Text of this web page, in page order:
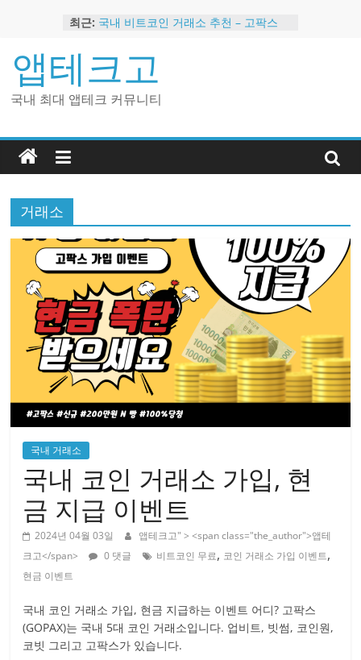
content
최근: 국내 비트코인 거래소 추천 – 고팍스
트
2024 강력히 추천하는 은행 멤버십 현
금 앱테크
해외 코인 거래소 추천 순위 BEST 2
앱테크고
국내 최대 앱테크 커뮤니티
거래소
국내 거래소
국내 코인 거래소 가입, 현
금 지급 이벤트
2024년 04월 03일 앱테크고" > <span class="the_author">앱테
크고</span>
0 댓글 비트코인 무료, 코인 거래소 가입 이벤트,
현금 이벤트
국내 코인 거래소 가입, 현금 지급하는 이벤트 어디? 고팍스
(GOPAX)는 국내 5대 코인 거래소입니다. 업비트, 빗썸, 코인원,
코빗 그리고 고팍스가 있습니다.